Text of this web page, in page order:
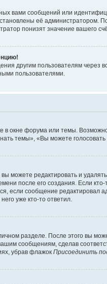
вами сообщений или
её
понизят значение вашего
другим пользователям
пользователями.
окне форума или темы.
темы», «Вы можете голосовать
можете редактировать и
после его создания. Если
если сообщение
уже кто-то ответил.
разделе. После этого вы
сообщениям, сделав
убрав флажок Присоединить